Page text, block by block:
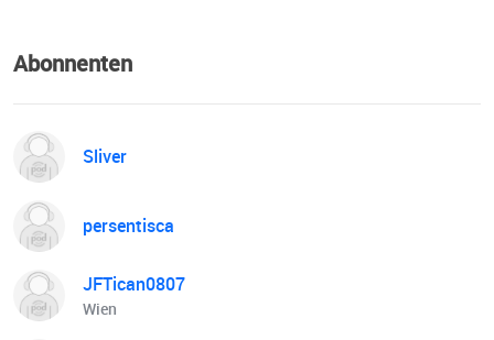
Abonnenten
Sliver
persentisca
JFTican0807
Wien